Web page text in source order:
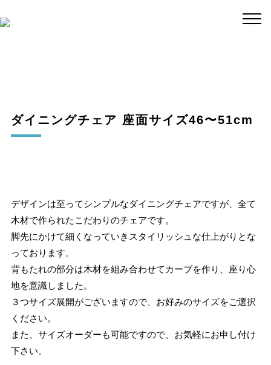
ダイニングチェア 座面サイズ46〜51cm
デザインは至ってシンプルなダイニングチェアですが、全て
木材で作られたこだわりのチェアです。
脚先にかけて細くなっていきスタイリッシュな仕上がりとな
っております。
背もたれの部分は木材を組み合わせてカーブを作り、座り心
地を意識しました。
３つサイズ展開がございますので、お好みのサイズをご選択
ください。
また、サイズオーダーも可能ですので、お気軽にお申し付け
下さい。